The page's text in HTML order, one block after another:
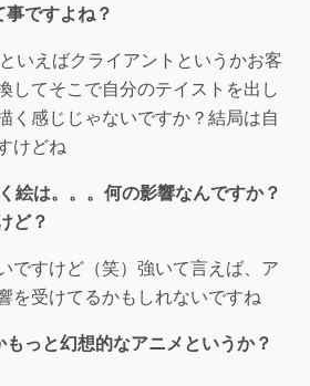
ですよね？
いえばクライアントというかお客
してそこで自分のテイストを出し
く感じじゃないですか？結局は自
けどね
絵は。。。何の影響なんですか？
ど？
ですけど（笑）強いて言えば、ア
を受けてるかもしれないですね
っと幻想的なアニメというか？